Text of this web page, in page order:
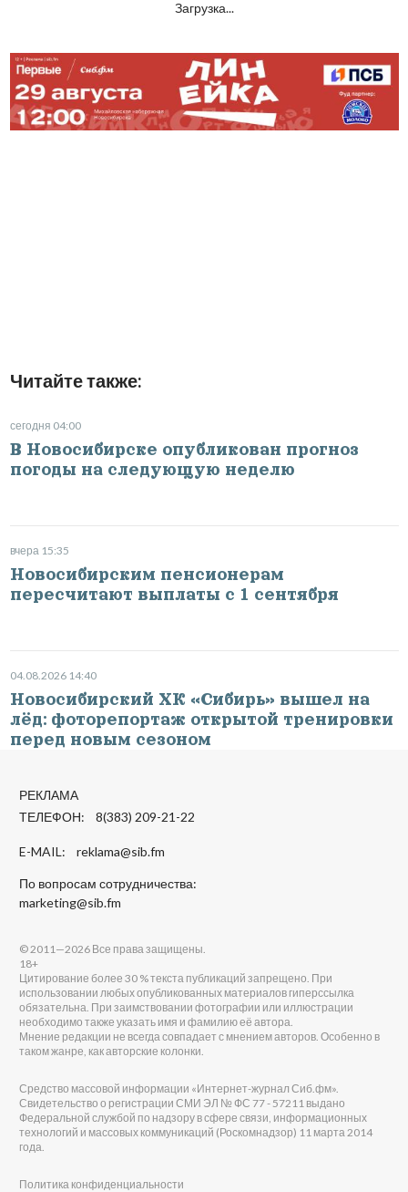
Загрузка...
Читайте также:
сегодня 04:00
В Новосибирске опубликован прогноз
погоды на следующую неделю
вчера 15:35
Новосибирским пенсионерам
пересчитают выплаты с 1 сентября
04.08.2026 14:40
Новосибирский ХК «Сибирь» вышел на
лёд: фоторепортаж открытой тренировки
перед новым сезоном
РЕКЛАМА
ТЕЛЕФОН: 8(383) 209-21-22
E-MAIL: reklama@sib.fm
По вопросам сотрудничества:
marketing@sib.fm
© 2011—2026 Все права защищены.
18+
Цитирование более 30 % текста публикаций запрещено. При
использовании любых опубликованных материалов гиперссылка
обязательна. При заимствовании фотографии или иллюстрации
необходимо также указать имя и фамилию её автора.
Мнение редакции не всегда совпадает с мнением авторов. Особенно в
таком жанре, как авторские колонки.
Средство массовой информации «Интернет-журнал Сиб.фм».
Свидетельство о регистрации СМИ ЭЛ № ФС 77 - 57211 выдано
Федеральной службой по надзору в сфере связи, информационных
технологий и массовых коммуникаций (Роскомнадзор) 11 марта 2014
года.
Политика конфиденциальности